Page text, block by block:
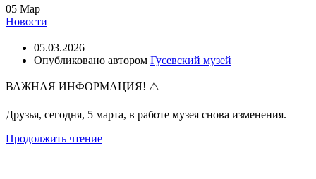
05 Мар
Новости
05.03.2026
Опубликовано автором Гусевский музей
ВАЖНАЯ ИНФОРМАЦИЯ! ⚠️
Друзья, сегодня, 5 марта, в работе музея снова изменения.
Продолжить чтение